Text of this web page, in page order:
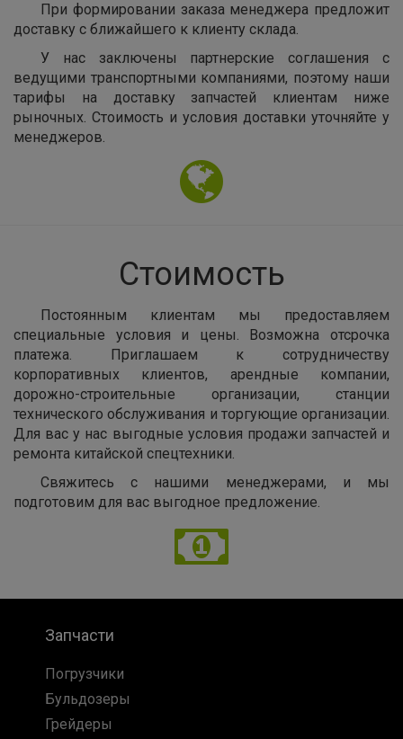
При формировании заказа менеджера предложит
доставку с ближайшего к клиенту склада.
У нас заключены партнерские соглашения с
ведущими транспортными компаниями, поэтому наши
тарифы на доставку запчастей клиентам ниже
рыночных. Стоимость и условия доставки уточняйте у
менеджеров.
Стоимость
Постоянным клиентам мы предоставляем
специальные условия и цены. Возможна отсрочка
платежа. Приглашаем к сотрудничеству
корпоративных клиентов, арендные компании,
дорожно-строительные организации, станции
технического обслуживания и торгующие организации.
Для вас у нас выгодные условия продажи запчастей и
ремонта китайской спецтехники.
Свяжитесь с нашими менеджерами, и мы
подготовим для вас выгодное предложение.
Запчасти
Погрузчики
Бульдозеры
Грейдеры